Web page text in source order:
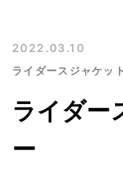
2022.03.10
ライダースジャケット
ライダー
ー